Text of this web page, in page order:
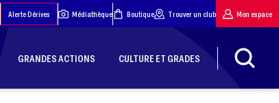
Alerte Dérives Médiathèque Boutique Trouver un club Mon espace
GRANDES ACTIONS CULTURE ET GRADES